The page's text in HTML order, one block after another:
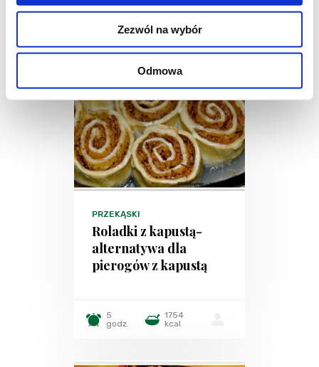
Zezwól na wybór
Odmowa
PRZEKĄSKI
Roladki z kapustą-
alternatywa dla
pierogów z kapustą
5
godz.
1754
kcal